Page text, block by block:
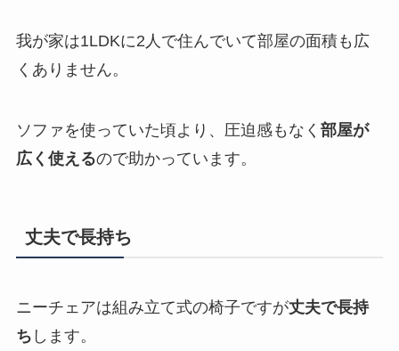
我が家は1LDKに2人で住んでいて部屋の面積も広
くありません。
ソファを使っていた頃より、圧迫感もなく 部屋が
広く使えるので助かっています。
丈夫で長持ち
ニーチェアは組み立て式の椅子ですが丈夫で長持
ち します。